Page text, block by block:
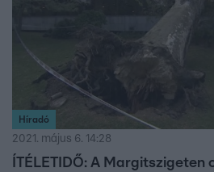
Híradó
2021. május 6. 14:28
ÍTÉLETIDŐ: A